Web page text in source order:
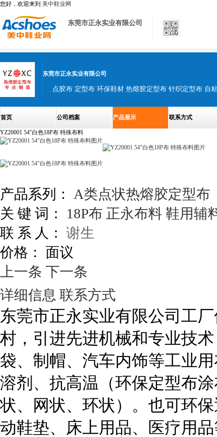
您好，欢迎来到 美中鞋业网
东莞市正永实业有限公司
东莞市正永实业有限公司
点胶布 定型布 环保鞋材 热熔胶定型布 针织定型布 自
首页 公司档案 产品展示 联系方式
YZ20001 54"白色18P布 特殊布料
产品系列：
A类点状热熔胶定型布
关 键 词：
18P布 正永布料 鞋用辅
联 系 人： 谢生
价格： 面议
上一条 下一条
详细信息 联系方式
东莞市正永实业有限公司工
村，引进先进机械和专业技
袋、制帽、汽车内饰等工业
溶剂、抗高温（环保定型布
状、网状、环状）。也可环
动鞋垫、床上用品、医疗用